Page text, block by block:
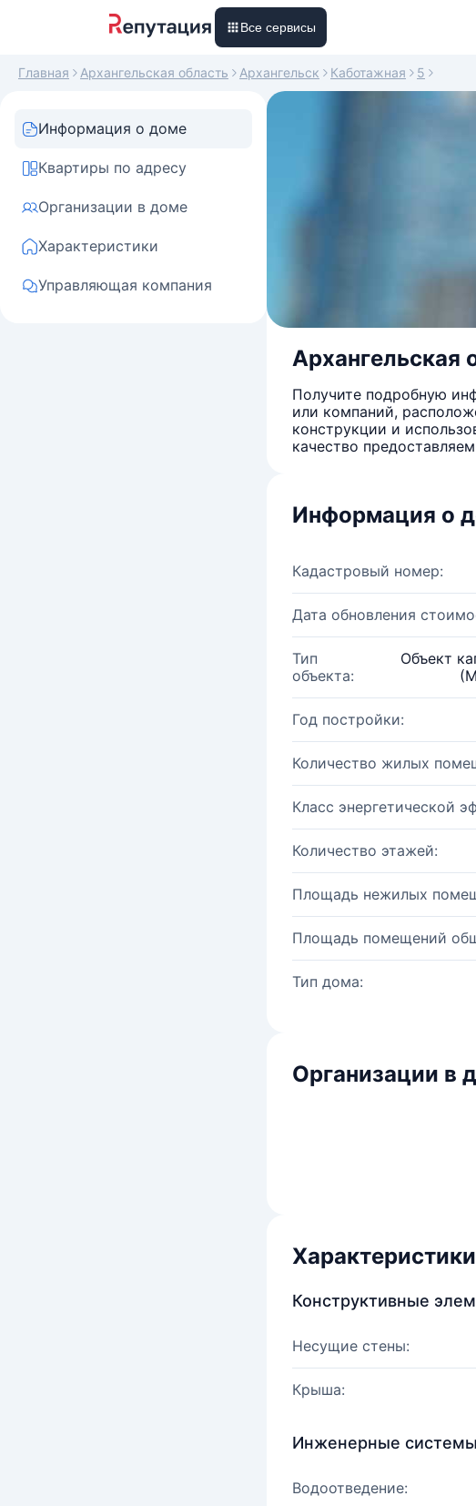
Все сервисы
Главная Архангельская область Архангельск Каботажная 5
Информация о доме
Квартиры по адресу
Организации в доме
Характеристики
Управляющая компания
Архангельская
Получите подробную
или компаний,
конструкции и
качество
Информация о
Кадастровый номер:
Дата обновления
Тип
объекта:
Объект
Год постройки:
Количество жилых
Класс энергетической
Количество этажей:
Площадь нежилых
Площадь помещений
Тип дома:
Организации в
Характеристики
Конструктивные
Несущие стены:
Крыша:
Инженерные системы
Водоотведение: